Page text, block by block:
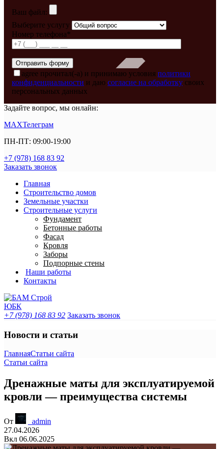
Ваш файл:
Выберите услугу
Номер телефона*
agree прочитал(-а) и принимаю условия политики
конфиденциальности и даю согласие на обработку своих
персональных данных
Задайте вопрос, мы онлайн:
MAXТелеграм
ПН-ПТ: 09:00-19:00
+7 (978) 168 83 92
Заказать звонок
Главная
Строительство домов
Земельные участки
Строительные услуги
Фундамент
Бетонные работы
Фасад
Кровля
Заборы
Подпорные стены
Наши работы
Контакты
+7 (978) 168 83 92 Заказать звонок
Новости и статьи
ГлавнаяСтатьи сайта
Статьи сайта
Дренажные маты для эксплуатируемой
кровли — преимущества системы
От
_admin
27.04.2026
Вкл 06.06.2025